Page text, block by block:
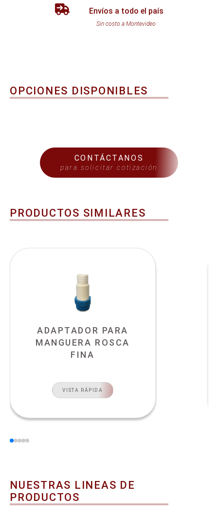
Envíos a todo el país
Sin costo a Montevideo
OPCIONES DISPONIBLES
CONTÁCTANOS
para solicitar cotización
PRODUCTOS SIMILARES
ADAPTADOR PARA
MANGUERA ROSCA
FINA
VISTA RÁPIDA
NUESTRAS LINEAS DE
PRODUCTOS